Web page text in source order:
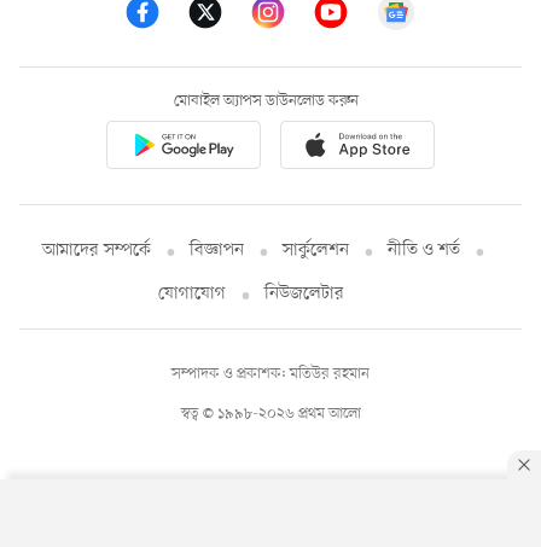
মোবাইল অ্যাপস ডাউনলোড করুন
আমাদের সম্পর্কে বিজ্ঞাপন সার্কুলেশন
নীতি ও শর্ত
যোগাযোগ
নিউজলেটার
স্বত্ব © ১৯৯৮-২০২৬ প্রথম আলো
সম্পাদক ও প্রকাশক: মতিউর রহমান